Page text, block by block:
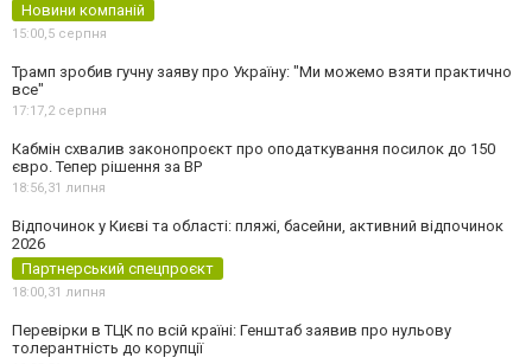
Новини компаній
15:00,5 серпня
Трамп зробив гучну заяву про Україну: "Ми можемо взяти практично
все"
17:17,2 серпня
Кабмін схвалив законопроєкт про оподаткування посилок до 150
євро. Тепер рішення за ВР
18:56,31 липня
Відпочинок у Києві та області: пляжі, басейни, активний відпочинок
2026
Партнерський спецпроєкт
18:00,31 липня
Перевірки в ТЦК по всій країні: Генштаб заявив про нульову
толерантність до корупції